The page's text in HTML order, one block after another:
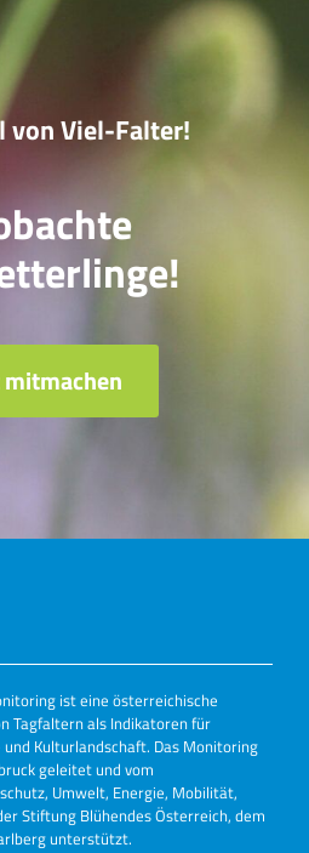
von Viel-Falter!
ist eine österreichische
Tagfaltern als Indikatoren für
Kulturlandschaft. Das Monitoring
geleitet und vom
Umwelt, Energie, Mobilität,
Stiftung Blühendes Österreich, dem
unterstützt.